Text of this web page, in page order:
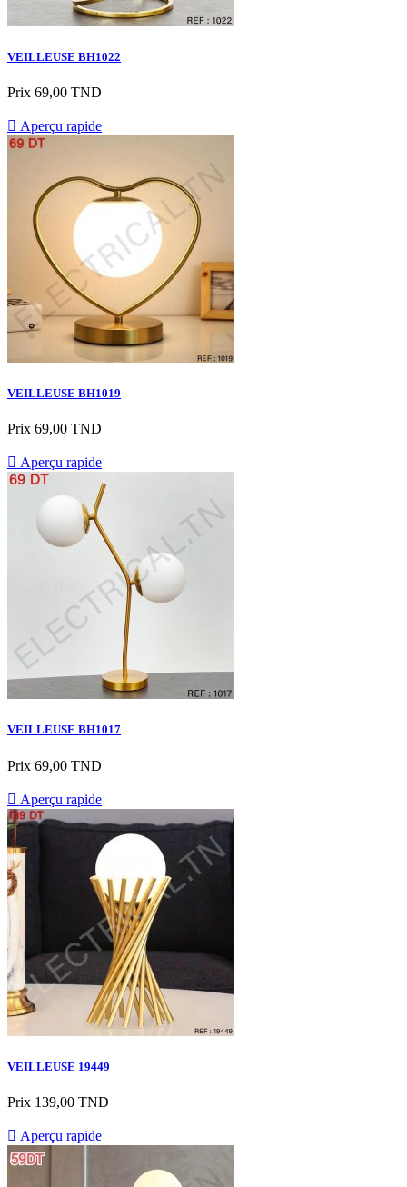
VEILLEUSE BH1022
Prix 69,00 TND
 Aperçu rapide
VEILLEUSE BH1019
Prix 69,00 TND
 Aperçu rapide
VEILLEUSE BH1017
Prix 69,00 TND
 Aperçu rapide
VEILLEUSE 19449
Prix 139,00 TND
 Aperçu rapide